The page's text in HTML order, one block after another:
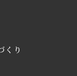
くり